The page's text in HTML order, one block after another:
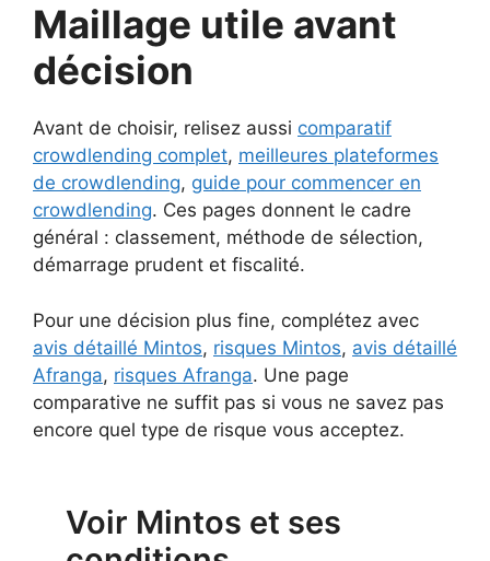
Maillage utile avant
décision
Avant de choisir, relisez aussi comparatif
crowdlending complet, meilleures plateformes
de crowdlending, guide pour commencer en
crowdlending. Ces pages donnent le cadre
général : classement, méthode de sélection,
démarrage prudent et fiscalité.
Pour une décision plus fine, complétez avec
avis détaillé Mintos, risques Mintos, avis détaillé
Afranga, risques Afranga. Une page
comparative ne suffit pas si vous ne savez pas
encore quel type de risque vous acceptez.
Voir Mintos et ses